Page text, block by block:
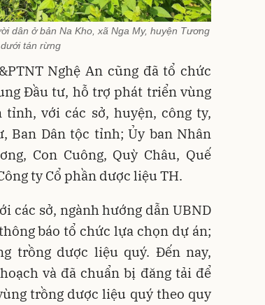
dân ở bản Na Kho, xã Nga My, huyện Tương
tán rừng
Nghệ An cũng đã tổ chức
Đầu tư, hỗ trợ phát triển vùng
với các sở, huyện, công ty,
Ban Dân tộc tỉnh; Ủy ban Nhân
Con Cuông, Quỳ Châu, Quế
ty Cổ phần dược liệu TH.
các sở, ngành hướng dẫn UBND
báo tổ chức lựa chọn dự án;
trồng dược liệu quý. Đến nay,
và đã chuẩn bị đăng tải để
trồng dược liệu quý theo quy